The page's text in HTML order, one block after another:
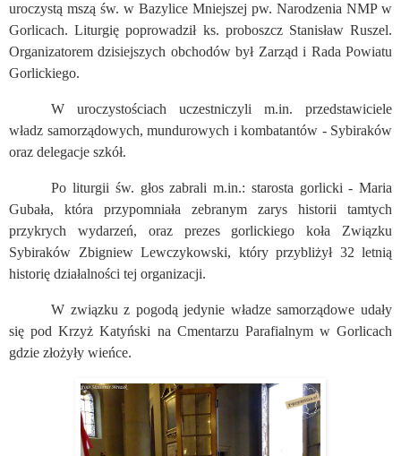
uroczystą mszą św. w Bazylice Mniejszej pw. Narodzenia NMP w
Gorlicach. Liturgię poprowadził ks. proboszcz Stanisław Ruszel.
Organizatorem dzisiejszych obchodów był Zarząd i Rada Powiatu
Gorlickiego.
W uroczystościach uczestniczyli m.in. przedstawiciele
władz samorządowych, mundurowych i kombatantów - Sybiraków
oraz delegacje szkół.
Po liturgii św. głos zabrali m.in.: starosta gorlicki - Maria
Gubała, która przypomniała zebranym zarys historii tamtych
przykrych wydarzeń, oraz prezes gorlickiego koła Związku
Sybiraków Zbigniew Lewczykowski, który przybliżył 32 letnią
historię działalności tej organizacji.
W związku z pogodą jedynie władze samorządowe udały
się pod Krzyż Katyński na Cmentarzu Parafialnym w Gorlicach
gdzie złożyły wieńce.